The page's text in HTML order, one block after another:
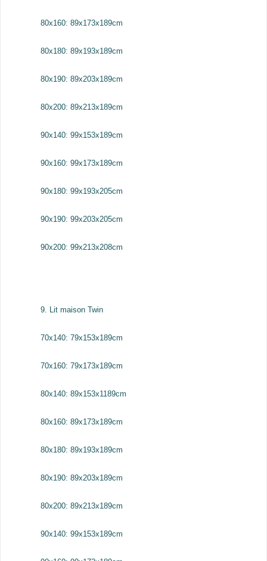
80x160: 89x173x189cm
80x180: 89x193x189cm
80x190: 89x203x189cm
80x200: 89x213x189cm
90x140: 99x153x189cm
90x160: 99x173x189cm
90x180: 99x193x205cm
90x190: 99x203x205cm
90x200: 99x213x208cm
9. Lit maison Twin
70x140: 79x153x189cm
70x160: 79x173x189cm
80x140: 89x153x1189cm
80x160: 89x173x189cm
80x180: 89x193x189cm
80x190: 89x203x189cm
80x200: 89x213x189cm
90x140: 99x153x189cm